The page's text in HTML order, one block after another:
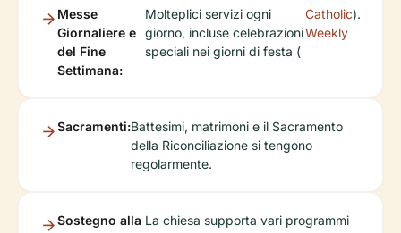
Messe
Giornaliere e
del Fine
Settimana:
Molteplici servizi ogni
giorno, incluse celebrazioni
speciali nei giorni di festa (
Catholic
Weekly
).
Sacramenti:Battesimi, matrimoni e il Sacramento
della Riconciliazione si tengono
regolarmente.
Sostegno alla La chiesa supporta vari programmi